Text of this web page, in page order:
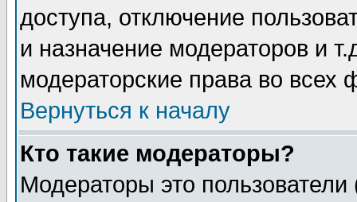
доступа, отключение
и назначение модераторов и
модераторские права во всех
Вернуться к началу
Кто такие модераторы?
Модераторы это